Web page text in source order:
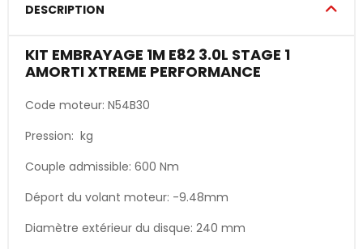
DESCRIPTION
KIT EMBRAYAGE 1M E82 3.0L STAGE 1
AMORTI XTREME PERFORMANCE
Code moteur: N54B30
Pression: kg
Couple admissible: 600 Nm
Déport du volant moteur: -9.48mm
Diamètre extérieur du disque: 240 mm